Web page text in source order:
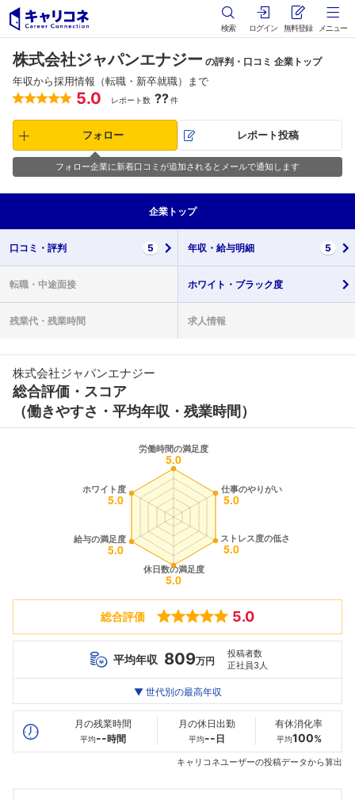
検索 ログイン 無料登録 メニュー
株式会社ジャパンエナジー の評判・口コミ 企業トップ
年収から採用情報（転職・新卒就職）まで
5.0 レポート数 ??件
フォロー レポート投稿
フォロー企業に新着口コミが追加されるとメールで通知します
企業 トップ
口コミ・ 評判 5 年収・ 給与明細 5
転職・ 中途面接 ホワイト・ ブラック度
残業代・ 残業時間 求人情報
株式会社ジャパンエナジー
総合評価・スコア
（働きやすさ・平均年収・残業時間）
総合評価 5.0
平均年収 809万円
投稿者数
正社員3人
最高年収
20代
--万
30代
540万
944万
▼ 世代別の最高年収
月の残業時間
平均--時間
月の休日出勤
平均-- 日
有休消化率
平均100%
キャリコネユーザーの投稿データから算出